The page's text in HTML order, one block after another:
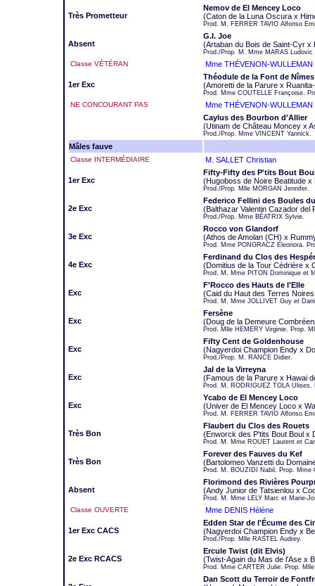
Très Prometteur
Nemov de El Mencey Loco
(Caton de la Luna Oscura x
Prod. M. FERRER TAVIO Alfonso
Absent
G.I. Joe
(Artaban du Bois de Saint-Cyr
Prod./Prop. M. Mme MARAS Ludovic
Classe VÉTÉRAN Mme THÉVENON-WULLEMAN
1er Exc
Théodule de la Font de Nîmes
(Amoretti de la Parure x
Prod. Mme COUTELLE Françoise.
NE CONCOURANT PAS
Mme THÉVENON-WULLEMAN
Caylus des Bourbon d'Allier
(Utinam de Château Moncey x
Prod./Prop. Mme VINCENT Yannick.
Mâles fauve
Classe INTERMÉDIAIRE M. SALLET Christian
1er Exc
Fifty-Fifty des P'tits Bout
(Hugoboss de Noire Beatitude
Prod./Prop. Mlle MORGAN Jennifer.
2e Exc
Federico Fellini des Boules
(Balthazar Valentin Cazador del
Prod./Prop. Mme BÉATRIX Sylvie.
3e Exc
Rocco von Glandorf
(Athos de Amolan (CH) x
Prod. Mme PONGRACZ Eleonora.
4e Exc
Ferdinand du Clos des
(Domitius de la Tour Cédrière x
Prod. M. Mme PITON Dominique et
Exc
F'Rocco des Hauts de l'Elle
(Caid du Haut des Terres
Prod. M. Mme JOLLIVET Guy et
Exc
Fersène
(Doug de la Demeure
Prod. Mlle HEMERY Virginie. Prop.
Exc
Fifty Cent de Goldenhouse
(Nagyerdoi Champion Endy x
Prod./Prop. M. RANCE Didier.
Exc
Jal de la Virreyna
(Famous de la Parure x Hawai
Prod. M. RODRIGUEZ TOLA
Exc
Ycabo de El Mencey Loco
(Univer de El Mencey Loco x
Prod. M. FERRER TAVIO Alfonso
Très Bon
Flaubert du Clos des Rouets
(Enworck des P'tits Bout Boul x
Prod. M. Mme ROUET Laurent et
Très Bon
Forever des Fauves du Kef
(Bartolomeo Vanzetti du
Prod. M. BOUZIDI Nabil. Prop. Mme
Absent
Florimond des Rivières
(Andy Junior de Tatsienlou x
Prod. M. Mme LELY Marc et Marie-
Classe OUVERTE Mme DENIS Hélène
1er Exc CACS
Edden Star de l'Écume des
(Nagyerdoi Champion Endy x
Prod./Prop. Mlle RASTEL Audrey.
2e Exc RCACS
Ercule Twist (dit Elvis)
(Twist-Again du Mas de l'Ase x
Prod. Mme CARTER Julie. Prop.
Dan Scott du Terroir de